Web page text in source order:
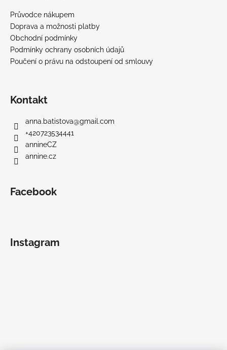
Průvodce nákupem
Doprava a možnosti platby
Obchodní podmínky
Podmínky ochrany osobních údajů
Poučení o právu na odstoupení od smlouvy
Kontakt
anna.batistova@gmail.com
+420723534441
annineCZ
annine.cz
Facebook
Instagram